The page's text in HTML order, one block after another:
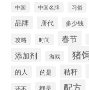
中国 中国名牌 习俗
品牌 唐代 多少钱
攻略 时间 春节
添加剂 游戏 猪
的人 的是 秸秆
配方